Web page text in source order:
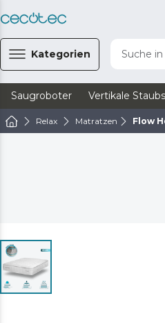
Kategorien Suche in
Saugroboter Vertikale
Relax Matratzen Flow